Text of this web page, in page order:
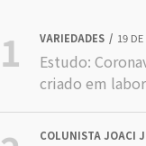
VARIEDADES 19
Estudo:
criado em
COLUNISTA JOACI